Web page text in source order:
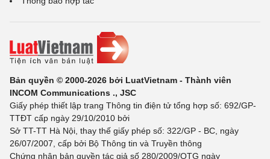
Bản quyền © 2000-2026 bởi LuatVietnam - Thành viên
INCOM Communications ., JSC
Giấy phép thiết lập trang Thông tin điện tử tổng hợp số: 692/GP-
TTĐT cấp ngày 29/10/2010 bởi
Sở TT-TT Hà Nội, thay thế giấy phép số: 322/GP - BC, ngày
26/07/2007, cấp bởi Bộ Thông tin và Truyền thông
Chứng nhận bản quyền tác giả số 280/2009/QTG ngày